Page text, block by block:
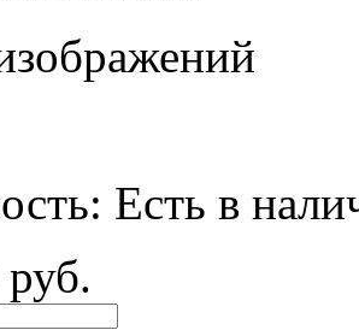
Есть в